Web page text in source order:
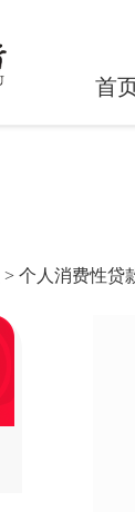
首
> 个人消费性贷